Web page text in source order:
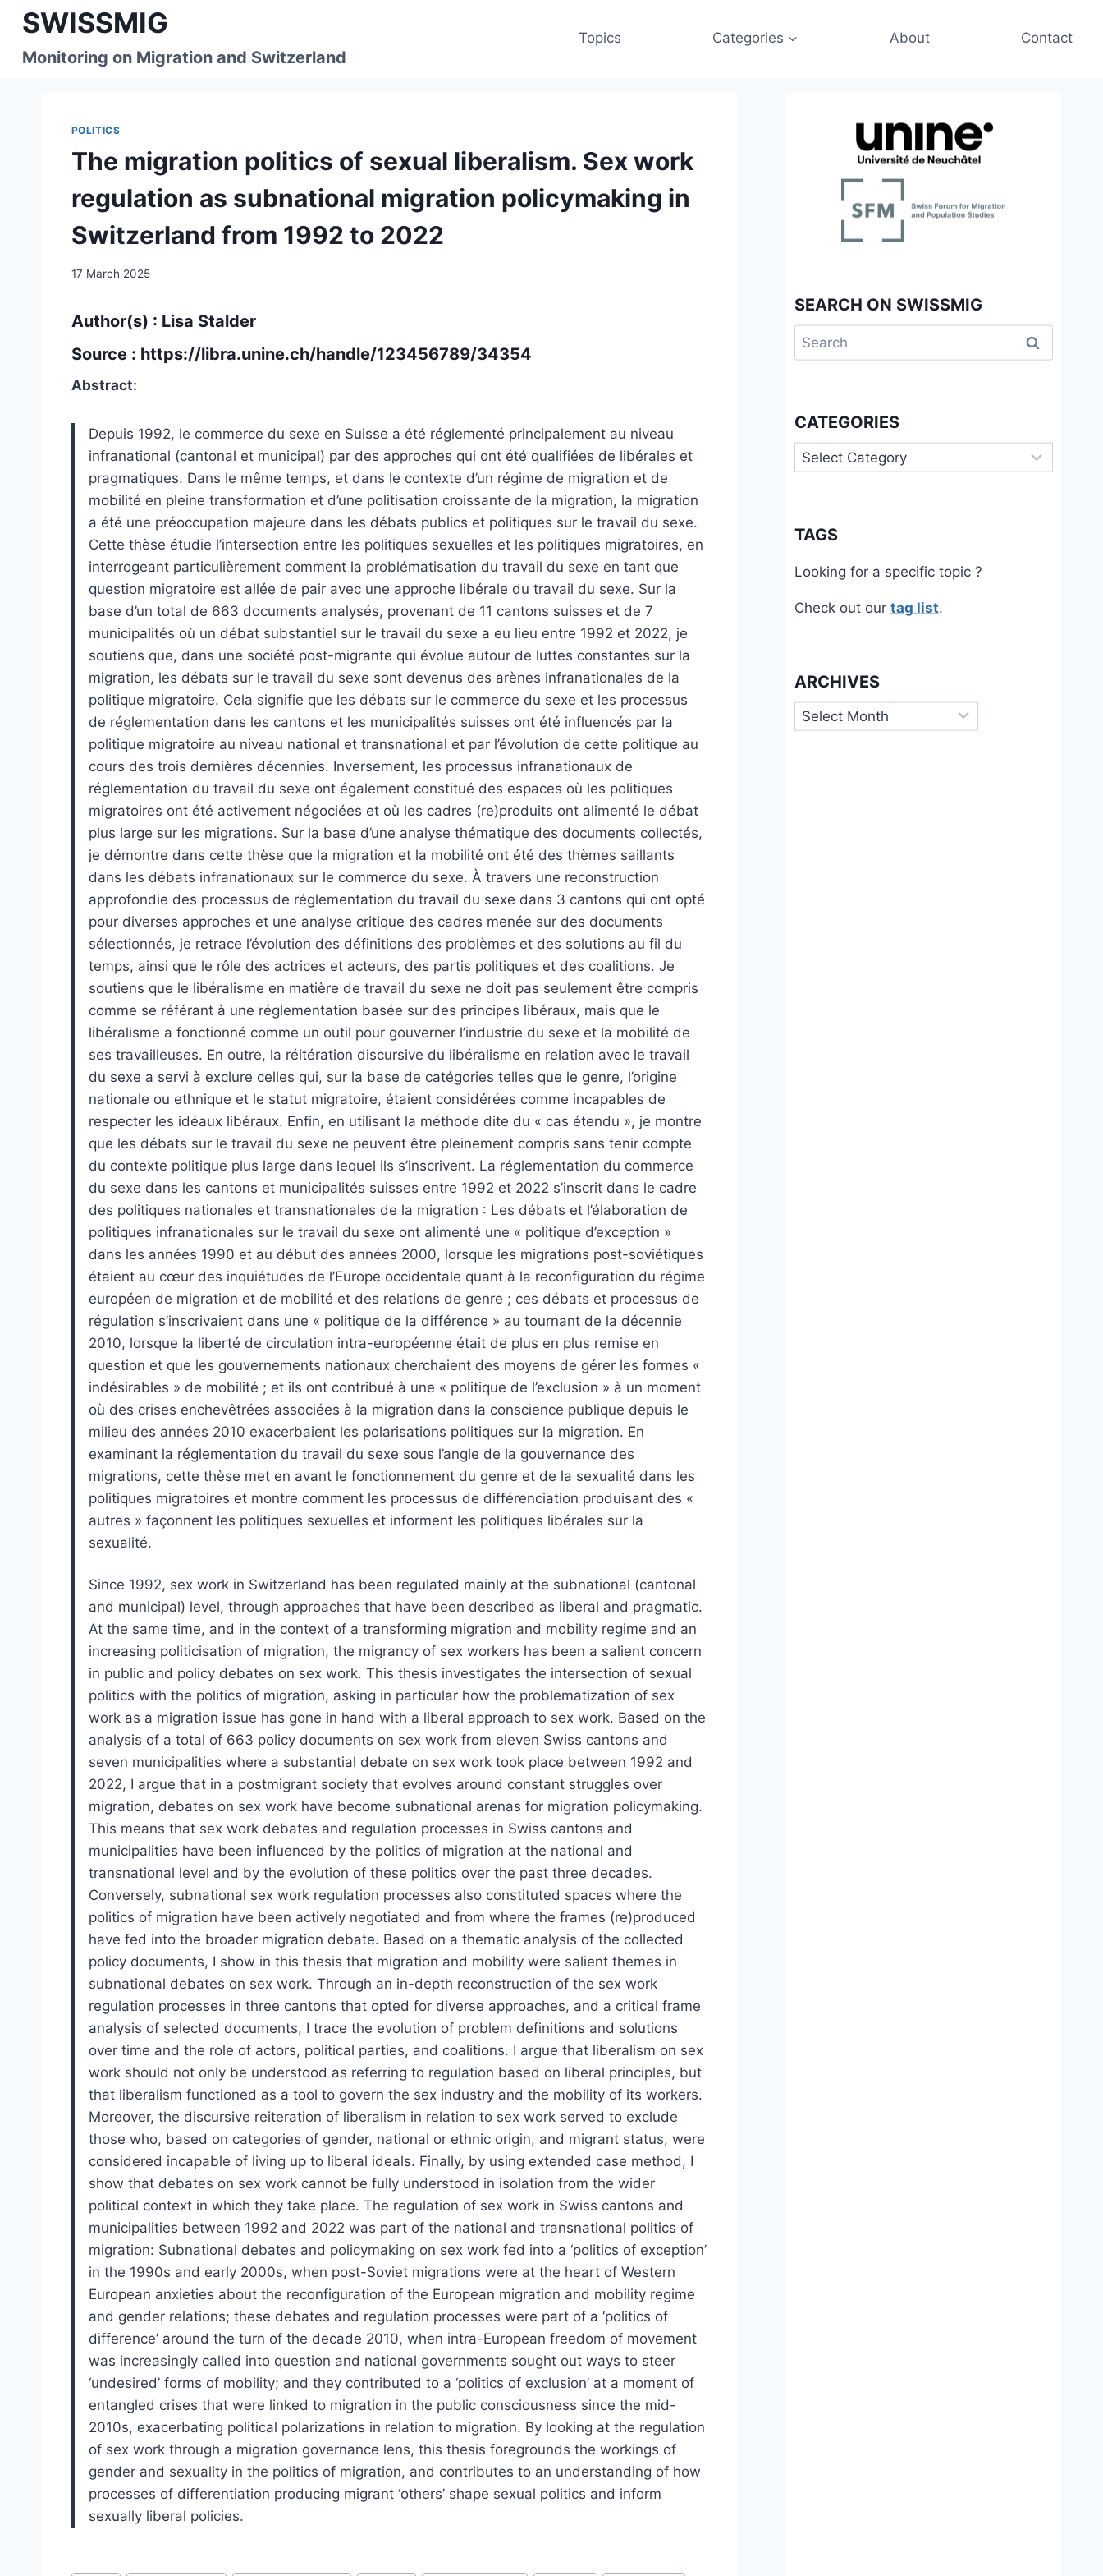
Skip
content
SWISSMIG
Monitoring on Migration and Switzerland
Topics Categories About Contact
POLITICS
The migration politics of sexual liberalism. Sex work
regulation as subnational migration policymaking in
Switzerland from 1992 to 2022
17 March 2025
Author(s) : Lisa Stalder
Source : https://libra.unine.ch/handle/123456789/34354
Abstract:
Depuis 1992, le commerce du sexe en Suisse a été réglementé principalement au niveau
infranational (cantonal et municipal) par des approches qui ont été qualifiées de libérales et
pragmatiques. Dans le même temps, et dans le contexte d’un régime de migration et de
mobilité en pleine transformation et d’une politisation croissante de la migration, la migration
a été une préoccupation majeure dans les débats publics et politiques sur le travail du sexe.
Cette thèse étudie l’intersection entre les politiques sexuelles et les politiques migratoires, en
interrogeant particulièrement comment la problématisation du travail du sexe en tant que
question migratoire est allée de pair avec une approche libérale du travail du sexe. Sur la
base d’un total de 663 documents analysés, provenant de 11 cantons suisses et de 7
municipalités où un débat substantiel sur le travail du sexe a eu lieu entre 1992 et 2022, je
soutiens que, dans une société post-migrante qui évolue autour de luttes constantes sur la
migration, les débats sur le travail du sexe sont devenus des arènes infranationales de la
politique migratoire. Cela signifie que les débats sur le commerce du sexe et les processus
de réglementation dans les cantons et les municipalités suisses ont été influencés par la
politique migratoire au niveau national et transnational et par l’évolution de cette politique au
cours des trois dernières décennies. Inversement, les processus infranationaux de
réglementation du travail du sexe ont également constitué des espaces où les politiques
migratoires ont été activement négociées et où les cadres (re)produits ont alimenté le débat
plus large sur les migrations. Sur la base d’une analyse thématique des documents collectés,
je démontre dans cette thèse que la migration et la mobilité ont été des thèmes saillants
dans les débats infranationaux sur le commerce du sexe. À travers une reconstruction
approfondie des processus de réglementation du travail du sexe dans 3 cantons qui ont opté
pour diverses approches et une analyse critique des cadres menée sur des documents
sélectionnés, je retrace l’évolution des définitions des problèmes et des solutions au fil du
temps, ainsi que le rôle des actrices et acteurs, des partis politiques et des coalitions. Je
soutiens que le libéralisme en matière de travail du sexe ne doit pas seulement être compris
comme se référant à une réglementation basée sur des principes libéraux, mais que le
libéralisme a fonctionné comme un outil pour gouverner l’industrie du sexe et la mobilité de
ses travailleuses. En outre, la réitération discursive du libéralisme en relation avec le travail
du sexe a servi à exclure celles qui, sur la base de catégories telles que le genre, l’origine
nationale ou ethnique et le statut migratoire, étaient considérées comme incapables de
respecter les idéaux libéraux. Enfin, en utilisant la méthode dite du « cas étendu », je montre
que les débats sur le travail du sexe ne peuvent être pleinement compris sans tenir compte
du contexte politique plus large dans lequel ils s’inscrivent. La réglementation du commerce
du sexe dans les cantons et municipalités suisses entre 1992 et 2022 s’inscrit dans le cadre
des politiques nationales et transnationales de la migration : Les débats et l’élaboration de
politiques infranationales sur le travail du sexe ont alimenté une « politique d’exception »
dans les années 1990 et au début des années 2000, lorsque les migrations post-soviétiques
étaient au cœur des inquiétudes de l’Europe occidentale quant à la reconfiguration du régime
européen de migration et de mobilité et des relations de genre ; ces débats et processus de
régulation s’inscrivaient dans une « politique de la différence » au tournant de la décennie
2010, lorsque la liberté de circulation intra-européenne était de plus en plus remise en
question et que les gouvernements nationaux cherchaient des moyens de gérer les formes «
indésirables » de mobilité ; et ils ont contribué à une « politique de l’exclusion » à un moment
où des crises enchevêtrées associées à la migration dans la conscience publique depuis le
milieu des années 2010 exacerbaient les polarisations politiques sur la migration. En
examinant la réglementation du travail du sexe sous l’angle de la gouvernance des
migrations, cette thèse met en avant le fonctionnement du genre et de la sexualité dans les
politiques migratoires et montre comment les processus de différenciation produisant des «
autres » façonnent les politiques sexuelles et informent les politiques libérales sur la
sexualité.
Since 1992, sex work in Switzerland has been regulated mainly at the subnational (cantonal
and municipal) level, through approaches that have been described as liberal and pragmatic.
At the same time, and in the context of a transforming migration and mobility regime and an
increasing politicisation of migration, the migrancy of sex workers has been a salient concern
in public and policy debates on sex work. This thesis investigates the intersection of sexual
politics with the politics of migration, asking in particular how the problematization of sex
work as a migration issue has gone in hand with a liberal approach to sex work. Based on the
analysis of a total of 663 policy documents on sex work from eleven Swiss cantons and
seven municipalities where a substantial debate on sex work took place between 1992 and
2022, I argue that in a postmigrant society that evolves around constant struggles over
migration, debates on sex work have become subnational arenas for migration policymaking.
This means that sex work debates and regulation processes in Swiss cantons and
municipalities have been influenced by the politics of migration at the national and
transnational level and by the evolution of these politics over the past three decades.
Conversely, subnational sex work regulation processes also constituted spaces where the
politics of migration have been actively negotiated and from where the frames (re)produced
have fed into the broader migration debate. Based on a thematic analysis of the collected
policy documents, I show in this thesis that migration and mobility were salient themes in
subnational debates on sex work. Through an in-depth reconstruction of the sex work
regulation processes in three cantons that opted for diverse approaches, and a critical frame
analysis of selected documents, I trace the evolution of problem definitions and solutions
over time and the role of actors, political parties, and coalitions. I argue that liberalism on sex
work should not only be understood as referring to regulation based on liberal principles, but
that liberalism functioned as a tool to govern the sex industry and the mobility of its workers.
Moreover, the discursive reiteration of liberalism in relation to sex work served to exclude
those who, based on categories of gender, national or ethnic origin, and migrant status, were
considered incapable of living up to liberal ideals. Finally, by using extended case method, I
show that debates on sex work cannot be fully understood in isolation from the wider
political context in which they take place. The regulation of sex work in Swiss cantons and
municipalities between 1992 and 2022 was part of the national and transnational politics of
migration: Subnational debates and policymaking on sex work fed into a ‘politics of exception’
in the 1990s and early 2000s, when post-Soviet migrations were at the heart of Western
European anxieties about the reconfiguration of the European migration and mobility regime
and gender relations; these debates and regulation processes were part of a ‘politics of
difference’ around the turn of the decade 2010, when intra-European freedom of movement
was increasingly called into question and national governments sought out ways to steer
‘undesired’ forms of mobility; and they contributed to a ‘politics of exclusion’ at a moment of
entangled crises that were linked to migration in the public consciousness since the mid-
2010s, exacerbating political polarizations in relation to migration. By looking at the regulation
of sex work through a migration governance lens, this thesis foregrounds the workings of
gender and sexuality in the politics of migration, and contributes to an understanding of how
processes of differentiation producing migrant ‘others’ shape sexual politics and inform
sexually liberal policies.
SEARCH ON SWISSMIG
Search
for:
CATEGORIES
Categories
TAGS
Looking for a specific topic ?
Check out our tag list.
ARCHIVES
Archives